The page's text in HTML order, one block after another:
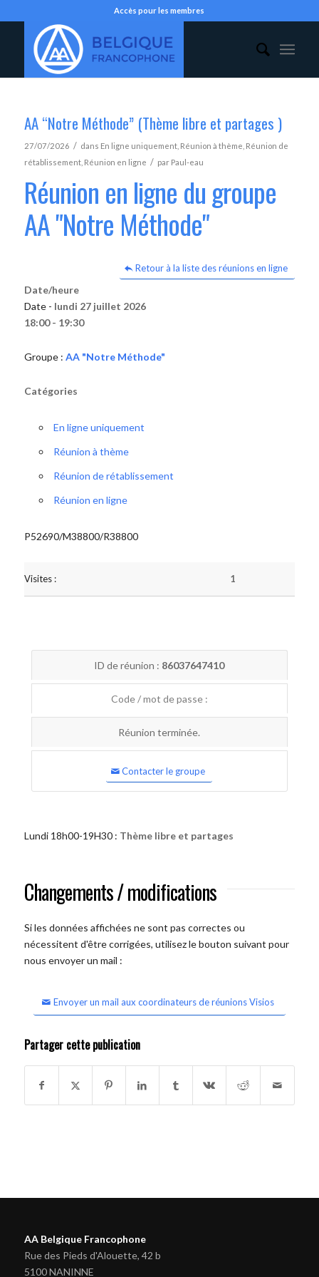
Accès pour les membres
AA “Notre Méthode” (Thème libre et partages )
27/07/2026 / dans En ligne uniquement, Réunion à thème Réunion de
rétablissement, Réunion en ligne / par Paul-eau
Réunion en ligne du groupe
AA "Notre Méthode"
Retour à la liste des réunions en ligne
Date/heure
Date - lundi 27 juillet 2026
18:00 - 19:30
Groupe : AA "Notre Méthode"
Catégories
En ligne uniquement
Réunion à thème
Réunion de rétablissement
Réunion en ligne
P52690/M38800/R38800
Visites : 1
ID de réunion : 86037647410
Code / mot de passe :
Réunion terminée.
Contacter le groupe
Lundi 18h00-19H30 : Thème libre et partages
Changements / modifications
Si les données affichées ne sont pas correctes ou
nécessitent d'être corrigées, utilisez le bouton suivant pour
nous envoyer un mail :
Envoyer un mail aux coordinateurs de réunions Visios
Partager cette publication
AA Belgique Francophone
Rue des Pieds d'Alouette, 42 b
5100 NANINNE